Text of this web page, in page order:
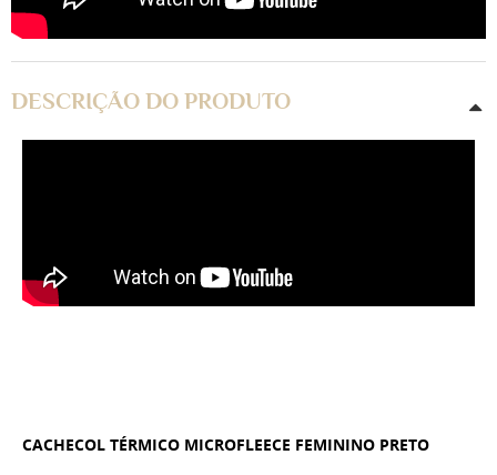
DESCRIÇÃO DO PRODUTO
CACHECOL TÉRMICO MICROFLEECE FEMININO PRETO